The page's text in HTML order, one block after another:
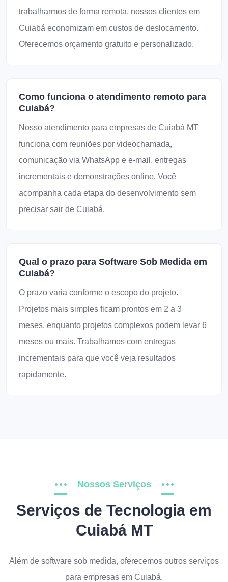
trabalharmos de forma remota, nossos clientes em
Cuiabá economizam em custos de deslocamento.
Oferecemos orçamento gratuito e personalizado.
Como funciona o atendimento remoto para
Cuiabá?
Nosso atendimento para empresas de Cuiabá MT
funciona com reuniões por videochamada,
comunicação via WhatsApp e e-mail, entregas
incrementais e demonstrações online. Você
acompanha cada etapa do desenvolvimento sem
precisar sair de Cuiabá.
Qual o prazo para Software Sob Medida em
Cuiabá?
O prazo varia conforme o escopo do projeto.
Projetos mais simples ficam prontos em 2 a 3
meses, enquanto projetos complexos podem levar 6
meses ou mais. Trabalhamos com entregas
incrementais para que você veja resultados
rapidamente.
Nossos Serviços
Serviços de Tecnologia em
Cuiabá MT
Além de software sob medida, oferecemos outros serviços
para empresas em Cuiabá.